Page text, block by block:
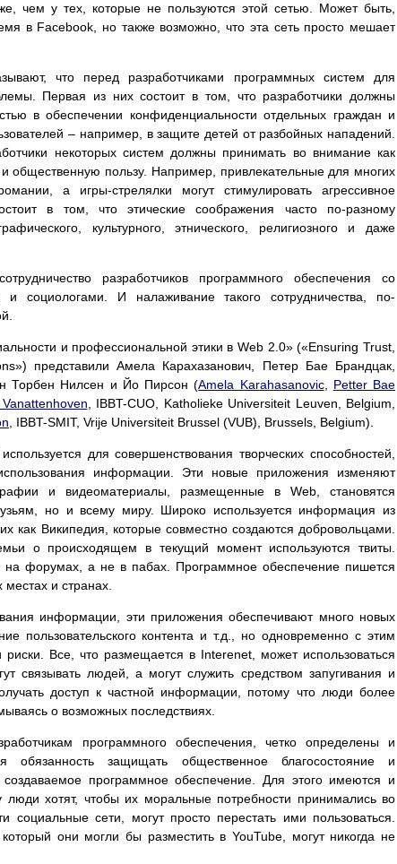
чем у тех, которые не пользуются этой сетью. Может быть,
в Facebook, но также возможно, что эта сеть просто мешает
что перед разработчиками программных систем для
Первая из них состоит в том, что разработчики должны
в обеспечении конфиденциальности отдельных граждан и
– например, в защите детей от разбойных нападений.
некоторых систем должны принимать во внимание как
общественную пользу. Например, привлекательные для многих
а игры-стрелялки могут стимулировать агрессивное
в том, что этические соображения часто по-разному
культурного, этнического, религиозного и даже
разработчиков программного обеспечения со
и социологами. И налаживание такого сотрудничества, по-
и профессиональной этики в Web 2.0» («Ensuring Trust,
представили Амела Карахазанович, Петер Бае Брандцак,
Торбен Нилсен и Йо Пирсон (Amela Karahasanovic, Petter Bae
, IBBT-CUO, Katholieke Universiteit Leuven, Belgium,
, IBBT-SMIT, Vrije Universiteit Brussel (VUB), Brussels, Belgium).
для совершенствования творческих способностей,
информации. Эти новые приложения изменяют
и видеоматериалы, размещенные в Web, становятся
но и всему миру. Широко используется информация из
как Википедия, которые совместно создаются добровольцами.
о происходящем в текущий момент используются твиты.
на форумах, а не в пабах. Программное обеспечение пишется
и странах.
информации, эти приложения обеспечивают много новых
пользовательского контента и т.д., но одновременно с этим
Все, что размещается в Interenet, может использоваться
связывать людей, а могут служить средством запугивания и
доступ к частной информации, потому что люди более
о возможных последствиях.
программного обеспечения, четко определены и
защищать общественное благосостояние и
создаваемое программное обеспечение. Для этого имеются и
люди хотят, чтобы их моральные потребности принимались во
социальные сети, могут просто перестать ими пользоваться.
они могли бы разместить в YouTube, могут никогда не